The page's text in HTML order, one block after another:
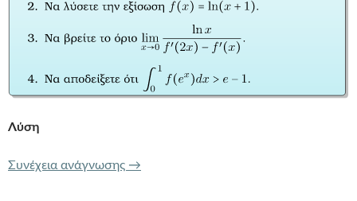
Λύση
Συνέχεια ανάγνωσης 87 f ΔΥΟ ΦΟΡΕΣ ΠΑΡΑΓΩΓΙΣΙΜΗ ΜΕ
→